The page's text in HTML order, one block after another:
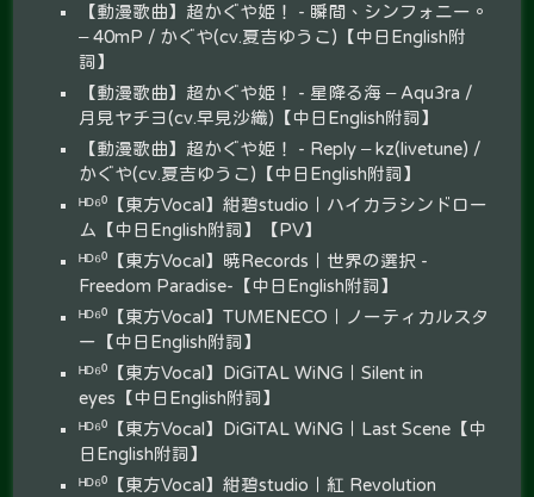
【動漫歌曲】超かぐや姫！ - 瞬間、シンフォニー。
– 40mP / かぐや(cv.夏吉ゆうこ)【中日English附
詞】
【動漫歌曲】超かぐや姫！ - 星降る海 – Aqu3ra /
月見ヤチヨ(cv.早見沙織)【中日English附詞】
【動漫歌曲】超かぐや姫！ - Reply – kz(livetune) /
かぐや(cv.夏吉ゆうこ)【中日English附詞】
ᴴᴰ⁶⁰【東方Vocal】紺碧studio｜ハイカラシンドロー
ム【中日English附詞】【PV】
ᴴᴰ⁶⁰【東方Vocal】暁Records｜世界の選択 -
Freedom Paradise-【中日English附詞】
ᴴᴰ⁶⁰【東方Vocal】TUMENECO｜ノーティカルスタ
ー【中日English附詞】
ᴴᴰ⁶⁰【東方Vocal】DiGiTAL WiNG｜Silent in
eyes【中日English附詞】
ᴴᴰ⁶⁰【東方Vocal】DiGiTAL WiNG｜Last Scene【中
日English附詞】
ᴴᴰ⁶⁰【東方Vocal】紺碧studio｜紅 Revolution